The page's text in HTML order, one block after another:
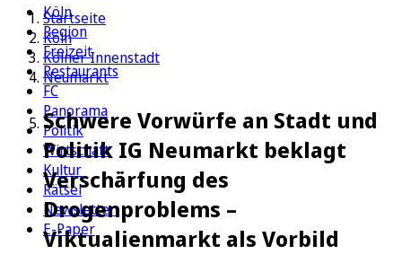
Köln
Region
Freizeit
Restaurants
FC
Panorama
Politik
Wirtschaft
Kultur
Rätsel
Newsletter
E-Paper
Startseite
Köln
Kölner Innenstadt
Neumarkt
Schwere Vorwürfe an Stadt und
Politik IG Neumarkt beklagt
Verschärfung des
Drogenproblems –
Viktualienmarkt als Vorbild